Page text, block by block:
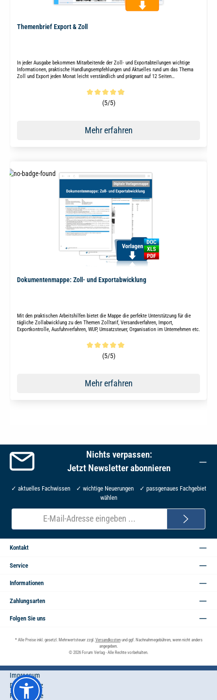
Themenbrief Export & Zoll
In jeder Ausgabe bekommen Mitarbeitende der Zoll- und Exportabteilungen wichtige
Informationen, praktische Handlungsempfehlungen und Aktuelles rund um das Thema
Zoll und Export jeden Monat leicht verständlich und prägnant auf 12 Seiten
Durchschnittliche Bewertung von 4.9 von 5 Sternen
(5/5)
Mehr erfahren
Dokumentenmappe: Zoll- und Exportabwicklung
Mit den praktischen Arbeitshilfen bietet die Mappe die perfekte Unterstützung für die
tägliche Zollabwicklung zu den Themen Zolltarif, Versandverfahren, Import,
Exportkontrolle, Ausfuhrverfahren, WUP, Umsatzsteuer, Organisation im Unternehmen etc.
Durchschnittliche Bewertung von 5 von 5 Sternen
(5/5)
Mehr erfahren
Nichts verpassen:
Jetzt Newsletter abonnieren
✓ aktuelles Fachwissen ✓ wichtige Neuerungen ✓ passgenaues Fachgebiet
wählen
E-
Mail-
Adresse*
Kontakt
Service
Informationen
Zahlungsarten
Folgen Sie uns
* Alle Preise inkl. gesetzl. Mehrwertsteuer zzgl. Versandkostenund ggf. Nachnahmegebühren, wenn nicht anders
angegeben.
© 2026 Forum Verlag - Alle Rechte vorbehalten.
Impressum
Datenschutz
Privatsphäre